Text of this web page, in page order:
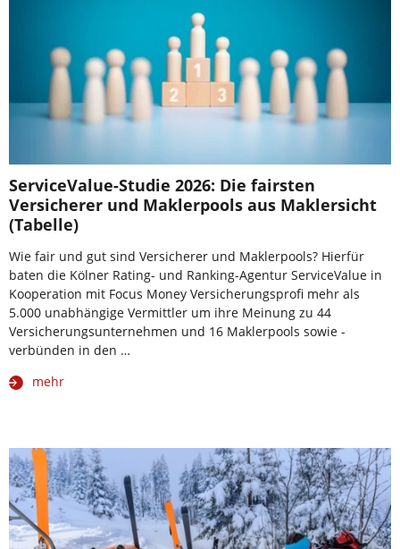
ServiceValue-Studie 2026: Die fairsten
Versicherer und Maklerpools aus Maklersicht
(Tabelle)
Wie fair und gut sind Versicherer und Maklerpools? Hierfür
baten die Kölner Rating- und Ranking-Agentur ServiceValue in
Kooperation mit Focus Money Versicherungsprofi mehr als
5.000 unabhängige Vermittler um ihre Meinung zu 44
Versicherungsunternehmen und 16 Maklerpools sowie -
verbünden in den …
mehr